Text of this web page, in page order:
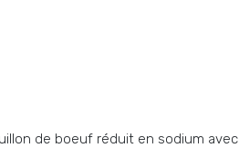
de boeuf réduit en sodium avec